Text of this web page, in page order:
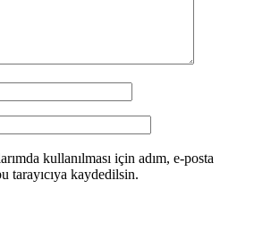
kullanılması için adım, e-posta
tarayıcıya kaydedilsin.